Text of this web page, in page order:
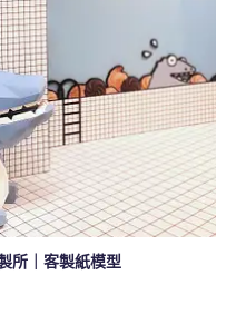
所｜客製紙模型